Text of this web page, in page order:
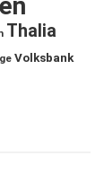
Thalia
Volksbank